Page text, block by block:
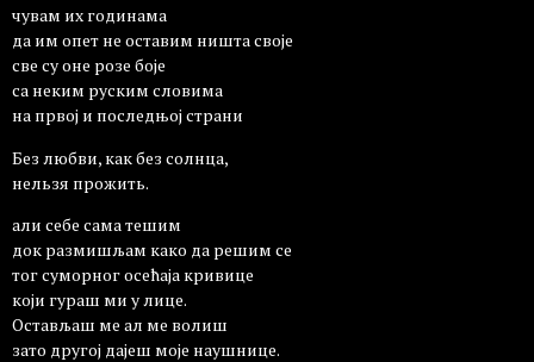
чувам их годинама
да им опет не оставим ништа своје
све су оне розе боје
са неким руским словима
на првој и последњој страни
Без любви, как без солнца,
нельзя прожить.
али себе сама тешим
док размишљам како да решим се
тог суморног осећаја кривице
који гураш ми у лице.
Остављаш ме ал ме волиш
зато другој дајеш моје наушнице.